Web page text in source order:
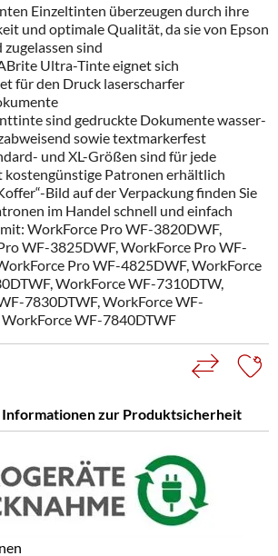
Einzeltinten überzeugen durch ihre
und optimale Qualität, da sie von Epson
sind
Ultra-Tinte eignet sich
für den Druck laserscharfer
sind gedruckte Dokumente wasser-
sowie textmarkerfest
und XL-Größen sind für jede
kostengünstige Patronen erhältlich
Bild auf der Verpackung finden Sie
im Handel schnell und einfach
WorkForce Pro WF-3820DWF,
WF-3825DWF, WorkForce Pro WF-
Pro WF-4825DWF, WorkForce
WorkForce WF-7310DTW,
7830DTWF, WorkForce WF-
WF-7840DTWF
Informationen zur Produktsicherheit